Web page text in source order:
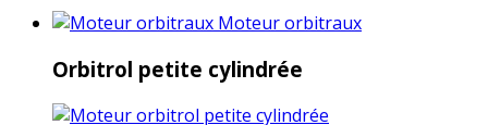
Moteur orbitraux
Orbitrol petite cylindrée